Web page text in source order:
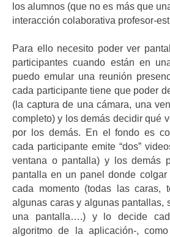
los alumnos (que no es más que
interacción colaborativa profesor-
Para ello necesito poder ver
participantes cuando están en
puedo emular una reunión
cada participante tiene que poder
(la captura de una cámara, una
completo) y los demás decidir qué
por los demás. En el fondo es
cada participante emite “dos”
ventana o pantalla) y los demás
pantalla en un panel donde
cada momento (todas las caras,
algunas caras y algunas pantallas,
una pantalla….) y lo decide
algoritmo de la aplicación-,